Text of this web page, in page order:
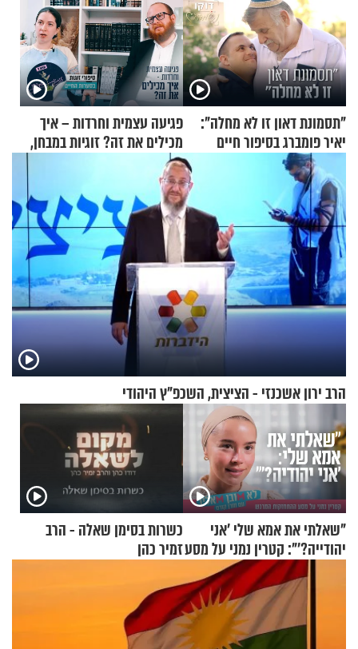
"תסמונת דאון זו לא מחלה":
יאיר פומברג בסיפור חיים
מעורר השראה
פגיעה עצמית וחרדות – איך
מכילים את זה? זוגיות במבחן,
הפעם עם יהודית ואלתר כהן
הרב ירון אשכנזי - הציצית, השכפ"ץ היהודי
"שאלתי את אמא שלי 'אני
יהודייה?'": קטרין נמני על מסע
ההתחזקות המרגש
כשרות בסימן שאלה - הרב
זמיר כהן